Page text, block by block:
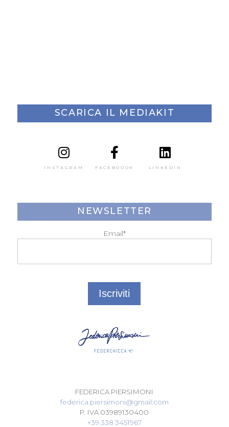
FEDERICA PIERSIMONI
federica.piersimoni@gmail.com
P. IVA 03989130400
+39 338 3451967
SCARICA IL MEDIAKIT
INSTAGRAM FACEBOOOK LINKEDIN
NEWSLETTER
Email*